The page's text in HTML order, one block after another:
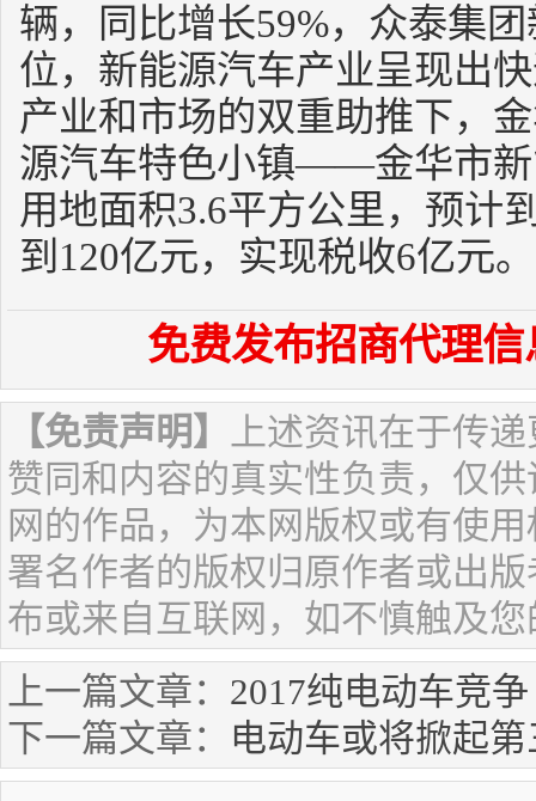
辆，同比增长59%，众泰集
位，新能源汽车产业呈现出
产业和市场的双重助推下，
源汽车特色小镇——金华市新
用地面积3.6平方公里，预计
到120亿元，实现税收6亿元。
免费发布招商代理信
【免责声明】 上述资讯在于传
赞同和内容的真实性负责，仅
网的作品，为本网版权或有使
署名作者的版权归原作者或出
布或来自互联网，如不慎触及
上一篇文章： 2017纯电动车竞
下一篇文章：
电动车或将掀起